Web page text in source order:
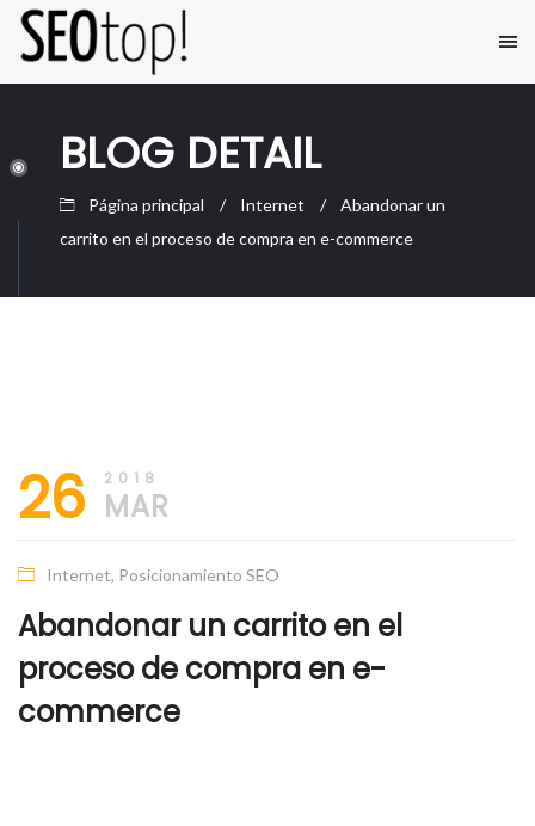
BLOG DETAIL
Página principal Internet
Abandonar un
carrito en el proceso de compra en e-commerce
Posicionamiento
Web
26 2018
MAR
Internet, Posicionamiento SEO
Abandonar un carrito en el
proceso de compra en e-
commerce